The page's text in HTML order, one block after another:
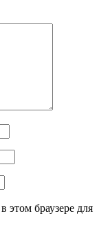
этом браузере для